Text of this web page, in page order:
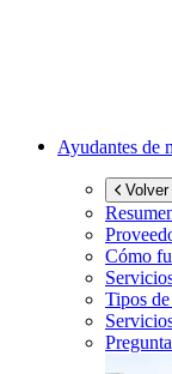
Ayudantes de
Cómo
Tipos